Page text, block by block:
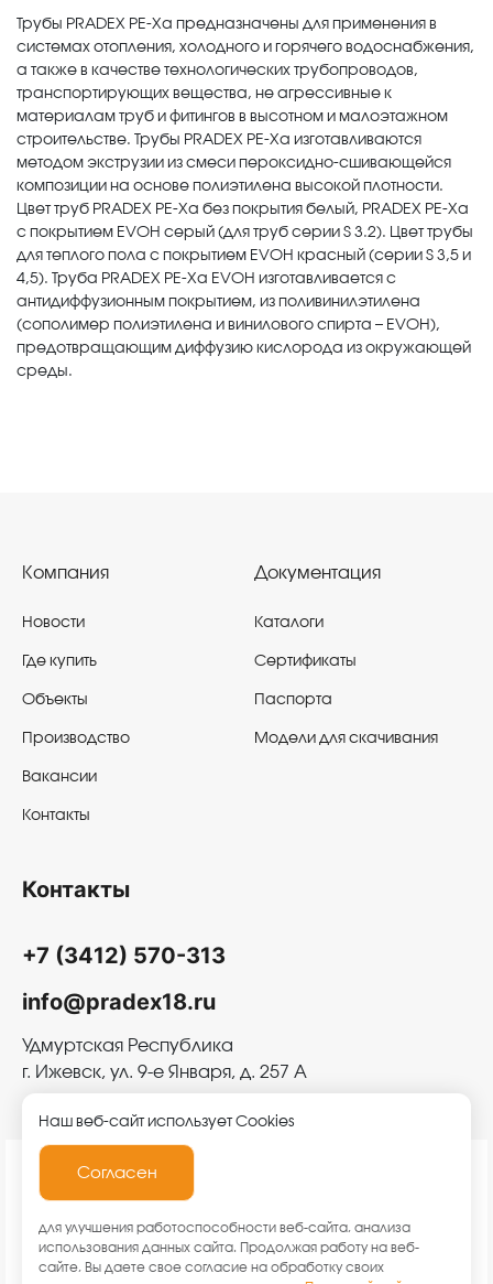
Трубы PRADEX PE-Xa предназначены для применения в
системах отопления, холодного и горячего водоснабжения,
а также в качестве технологических трубопроводов,
транспортирующих вещества, не агрессивные к
материалам труб и фитингов в высотном и малоэтажном
строительстве. Трубы PRADEX PE-Xa изготавливаются
методом экструзии из смеси пероксидно-сшивающейся
композиции на основе полиэтилена высокой плотности.
Цвет труб PRADEX PE-Xa без покрытия белый, PRADEX PE-Xa
с покрытием EVOH серый (для труб серии S 3.2). Цвет трубы
для теплого пола с покрытием EVOH красный (серии S 3,5 и
4,5). Труба PRADEX PE-Xa EVOH изготавливается с
антидиффузионным покрытием, из поливинилэтилена
(сополимер полиэтилена и винилового спирта – EVOH),
предотвращающим диффузию кислорода из окружающей
среды.
Наш веб-сайт использует Cookies
Согласен
для улучшения работоспособности веб-сайта, анализа
использования данных сайта. Продолжая работу на веб-
сайте, Вы даете свое согласие на обработку своих
Политика конфиденциальности
Компания
Новости
Где купить
Объекты
Производство
Вакансии
Контакты
Документация
Каталоги
Сертификаты
Паспорта
Модели для скачивания
Контакты
+7 (3412) 570-313
info@pradex18.ru
Удмуртская Республика
г. Ижевск, ул. 9-е Января, д. 257 А